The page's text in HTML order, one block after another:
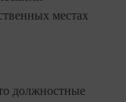
местах
должностные